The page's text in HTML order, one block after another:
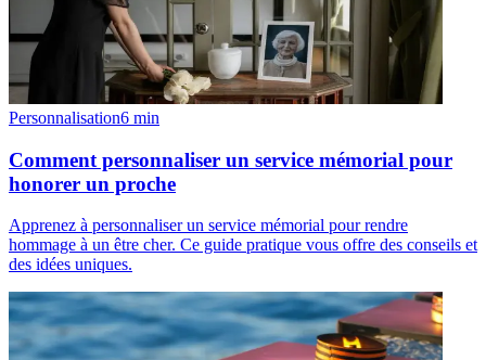
Personnalisation6 min
Comment personnaliser un service mémorial pour
honorer un proche
Apprenez à personnaliser un service mémorial pour rendre
hommage à un être cher. Ce guide pratique vous offre des conseils et
des idées uniques.